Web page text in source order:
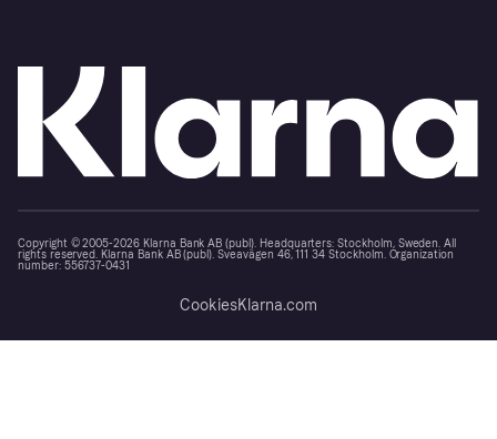
Copyright © 2005-2026 Klarna Bank AB (publ). Headquarters: Stockholm, Sweden. All
rights reserved. Klarna Bank AB (publ). Sveavägen 46, 111 34 Stockholm. Organization
number: 556737-0431
CookiesKlarna.com